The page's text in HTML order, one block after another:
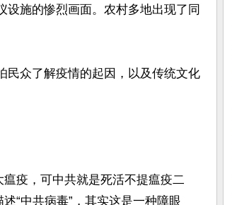
设施的惨烈画面。农村多地出现了同
民众了解疫情的起因，以及传统文化
疫，可中共就是死活不提瘟疫二
“中共病毒”，其实这是一种障眼